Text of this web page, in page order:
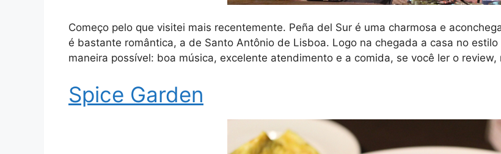
Começo pelo que visitei mais recentemente. Peña del Sur é uma charmosa e
é bastante romântica, a de Santo Antônio de Lisboa. Logo na chegada a casa no
maneira possível: boa música, excelente atendimento e a comida, se você ler o
Spice Garden